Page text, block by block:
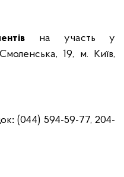
на участь
у
19, м. Київ,
: (044) 594-59-77, 204-